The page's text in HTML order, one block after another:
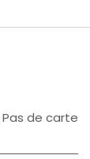
Pas de carte